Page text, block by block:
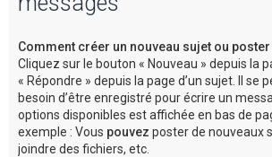
Comment créer un nouveau sujet ou
Cliquez sur le bouton « Nouveau » depuis la
« Répondre » depuis la page d’un sujet. Il se
besoin d’être enregistré pour écrire un
options disponibles est affichée en bas de
exemple : Vous pouvez poster de nouveaux
joindre des fichiers, etc.